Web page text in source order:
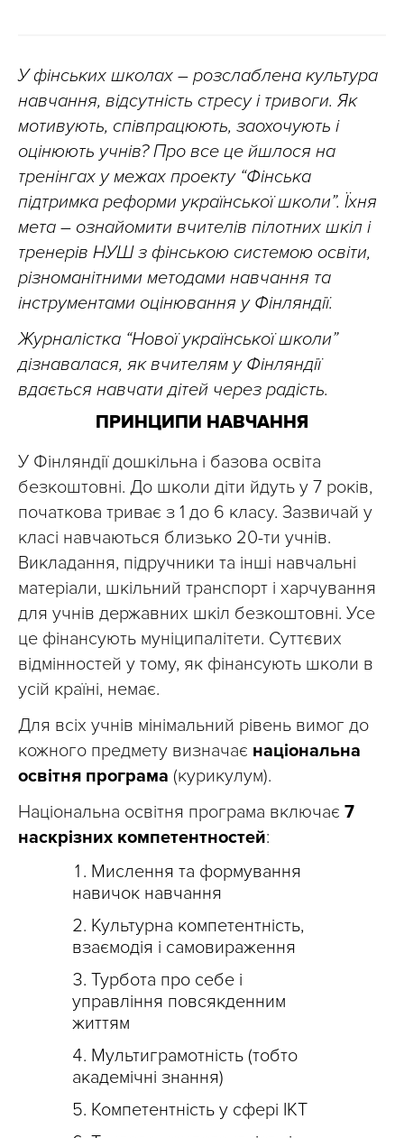
У фінських школах – розслаблена культура
навчання, відсутність стресу і тривоги. Як
мотивують, співпрацюють, заохочують і
оцінюють учнів? Про все це йшлося на
тренінгах у межах проекту “Фінська
підтримка реформи української школи”. Їхня
мета – ознайомити вчителів пілотних шкіл і
тренерів НУШ з фінською системою освіти,
різноманітними методами навчання та
інструментами оцінювання у Фінляндії.
Журналістка “Нової української школи”
дізнавалася, як вчителям у Фінляндії
вдається навчати дітей через радість.
ПРИНЦИПИ НАВЧАННЯ
У Фінляндії дошкільна і базова освіта
безкоштовні. До школи діти йдуть у 7 років,
початкова триває з 1 до 6 класу. Зазвичай у
класі навчаються близько 20-ти учнів.
Викладання, підручники та інші навчальні
матеріали, шкільний транспорт і харчування
для учнів державних шкіл безкоштовні. Усе
це фінансують муніципалітети. Суттєвих
відмінностей у тому, як фінансують школи в
усій країні, немає.
Для всіх учнів мінімальний рівень вимог до
кожного предмету визначає національна
освітня програма (курикулум).
Національна освітня програма включає 7
наскрізних компетентностей:
Мислення та формування
навичок навчання
Культурна компетентність,
взаємодія і самовираження
Турбота про себе і
управління повсякденним
життям
Мультиграмотність (тобто
академічні знання)
Компетентність у сфері ІКТ